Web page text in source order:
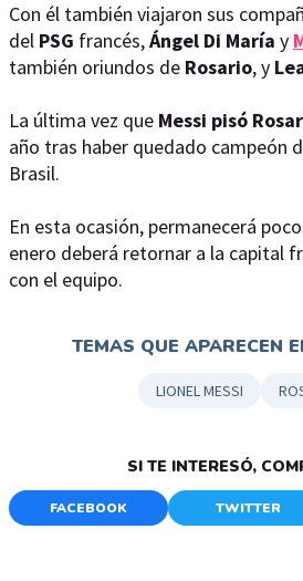
Con él también viajaron sus
del PSG francés,Ángel Di María y
también oriundos de Rosario, y
La última vez que Messi pisó
año tras haber quedado campeón
Brasil.
En esta ocasión, permanecerá
enero deberá retornar a la capital
con el equipo.
TEMAS QUE APARECEN
LIONEL MESSI
SI TE INTERESÓ,
FACEBOOK TWITTER